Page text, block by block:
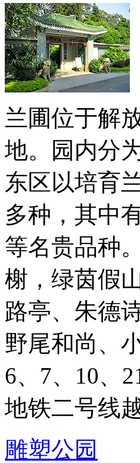
兰圃位于解
地。园内分
东区以培育
多种，其中
等名贵品种
榭，绿茵假
路亭、朱德
野尾和尚、
6、7、10、
地铁二号线
雕塑公园